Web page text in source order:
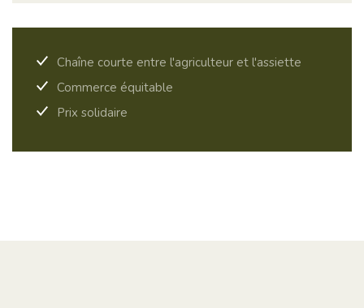
Chaîne courte entre l'agriculteur et l'assiette
Commerce équitable
Prix ​​solidaire